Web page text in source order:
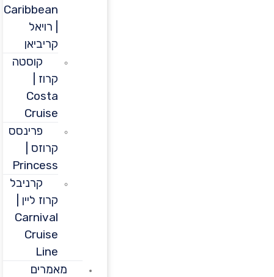
Caribbean
קריביאן
קוסטה
Costa
Cruise
פרינסס
קרוזס |
Princess
קרניבל
קרוז ליין |
Carnival
Cruise
מאמרים